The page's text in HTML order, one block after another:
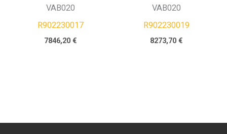
VAB020
R902230017
7846,20€
VAB020
R902230019
8273,70 €